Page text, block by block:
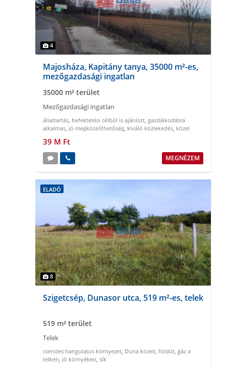
4
Majosháza, Kapitány tanya, 35000 m²-es,
mezőgazdasági ingatlan
35000 m² terület
Mezőgazdasági ingatlan
állattartás, befektetési célból is ajánlott, gazdálkodásra
alkalmas, jó megközelíthetőség, kiváló közlekedés, közel
39 M Ft
MEGNÉZEM
ELADÓ
8
Szigetcsép, Dunasor utca, 519 m²-es, telek
519 m² terület
Telek
csendes hangulatos környezet, Duna közeli, földút, gáz a
telken, jó környéken, sík